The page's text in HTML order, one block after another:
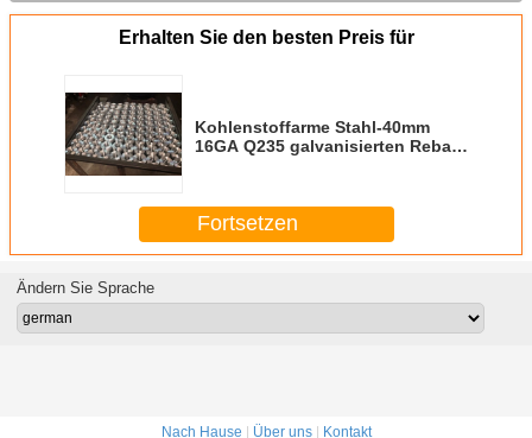
Erhalten Sie den besten Preis für
Kohlenstoffarme Stahl-40mm
16GA Q235 galvanisierten Rebar-
Fortsetzen
Ändern Sie Sprache
Nach Hause | Über uns| Kontakt